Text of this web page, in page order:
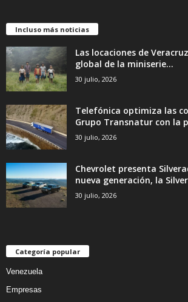
Incluso más noticias
Las locaciones de
global de la miniserie...
30 julio, 2026
Telefónica optimiza las
Grupo Transnatur con la
30 julio, 2026
Chevrolet presenta
nueva generación, la
30 julio, 2026
Categoría popular
Venezuela
Empresas